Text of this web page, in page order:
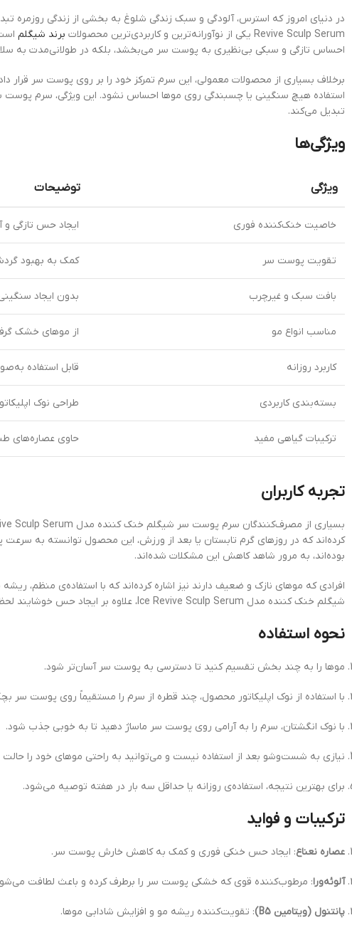
Revive Sculp Serum یکی از نوآورانه‌ترین و کاربردی‌ترین محصولات
برند شیگلم
احساس تازگی و سبکی بی‌نظیری به پوست سر می‌بخشد، بلکه در طولانی‌مدت به
برخلاف بسیاری از محصولات معمولی، این سرم تمرکز خود را بر روی پوست سر
تبدیل می‌کند.
ویژگی‌ها
ویژگی توضیحات
خاصیت خنک‌کننده فوری ایجاد حس تازگی
تقویت پوست سر کمک به بهبود
بافت سبک و غیرچرب بدون ایجاد
مناسب انواع مو از موهای خشک
کاربرد روزانه قابل استفاده
بسته‌بندی کاربردی طراحی نوک
ترکیبات گیاهی مفید حاوی عصاره‌های
تجربه کاربران
کرده‌اند که در روزهای گرم تابستان یا بعد از ورزش، این محصول توانسته به
بوده‌اند، به مرور شاهد کاهش این مشکلات شده‌اند.
افرادی که موهای نازک و ضعیف دارند نیز اشاره کرده‌اند که با استفاده‌ی
شیگلم خنک کننده مدل Ice Revive Sculp Serum، علاوه بر ایجاد حس خوشایند لحظه‌ای، در بلندمدت نیز به بهبود وضعیت پوست سر کمک می‌کند.
نحوه استفاده
موها را به چند بخش تقسیم کنید تا دسترسی به پوست سر آسان‌تر شود.
با استفاده از نوک اپلیکاتور محصول، چند قطره از سرم را مستقیماً روی پوست سر
با نوک انگشتان، سرم را به آرامی روی پوست سر ماساژ دهید تا به خوبی جذب شود.
نیازی به شست‌وشو بعد از استفاده نیست و می‌توانید به راحتی موهای خود را
برای بهترین نتیجه، استفاده‌ی روزانه یا حداقل سه بار در هفته توصیه می‌شود.
ترکیبات و فواید
عصاره نعناع: ایجاد حس خنکی فوری و کمک به کاهش خارش پوست سر.
آلوئه‌ورا: مرطوب‌کننده قوی که خشکی پوست سر را برطرف کرده و باعث لطافت
پانتنول (ویتامین B5) : تقویت‌کننده ریشه مو و افزایش شادابی موها.